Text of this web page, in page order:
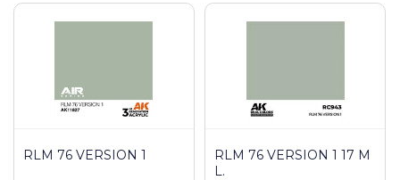
RLM 76 VERSION 1
RLM 76 VERSION 1 17 M
L.